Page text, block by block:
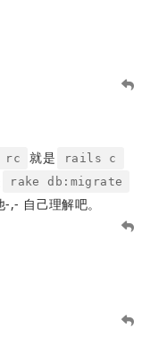
rc 就是
rails c
rake db:migrate
-,- 自己理解吧。